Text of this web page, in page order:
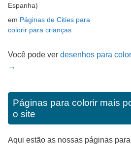
Espanha)
em Páginas de Cities para
colorir para crianças
Você pode ver desenhos para
→
Páginas para colorir mais
o site
Aqui estão as nossas páginas